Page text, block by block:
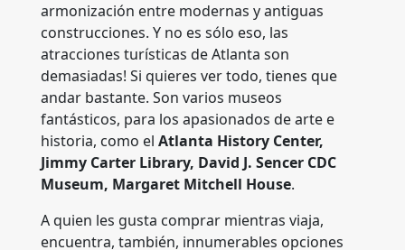
armonización entre modernas y antiguas
construcciones. Y no es sólo eso, las
atracciones turísticas de Atlanta son
demasiadas! Si quieres ver todo, tienes que
andar bastante. Son varios museos
fantásticos, para los apasionados de arte e
historia, como el Atlanta History Center,
Jimmy Carter Library, David J. Sencer CDC
Museum, Margaret Mitchell House.
A quien les gusta comprar mientras viaja,
encuentra, también, innumerables opciones